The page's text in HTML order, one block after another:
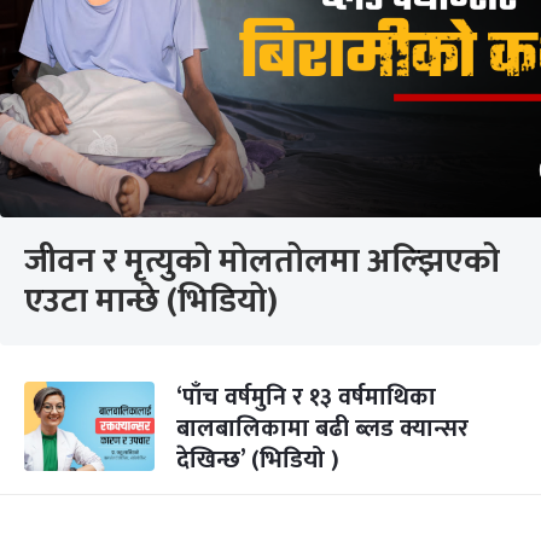
जीवन र मृत्युको मोलतोलमा अल्झिएको
एउटा मान्छे (भिडियो)
‘पाँच वर्षमुनि र १३ वर्षमाथिका
बालबालिकामा बढी ब्लड क्यान्सर
देखिन्छ’ (भिडियो )